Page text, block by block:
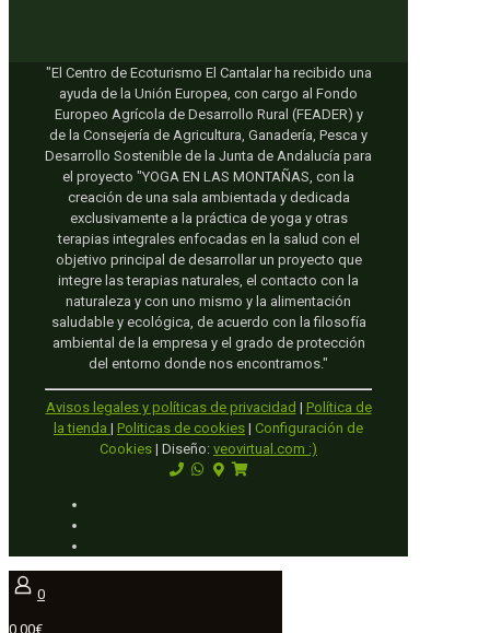
"El Centro de Ecoturismo El Cantalar ha recibido una
ayuda de la Unión Europea, con cargo al Fondo
Europeo Agrícola de Desarrollo Rural (FEADER) y
de la Consejería de Agricultura, Ganadería, Pesca y
Desarrollo Sostenible de la Junta de Andalucía para
el proyecto "YOGA EN LAS MONTAÑAS, con la
creación de una sala ambientada y dedicada
exclusivamente a la práctica de yoga y otras
terapias integrales enfocadas en la salud con el
objetivo principal de desarrollar un proyecto que
integre las terapias naturales, el contacto con la
naturaleza y con uno mismo y la alimentación
saludable y ecológica, de acuerdo con la filosofía
ambiental de la empresa y el grado de protección
del entorno donde nos encontramos."
Avisos legales y políticas de privacidad | Política de
la tienda | Politicas de cookies | Configuración de
Cookies | Diseño: veovirtual.com :)
0
0.00€